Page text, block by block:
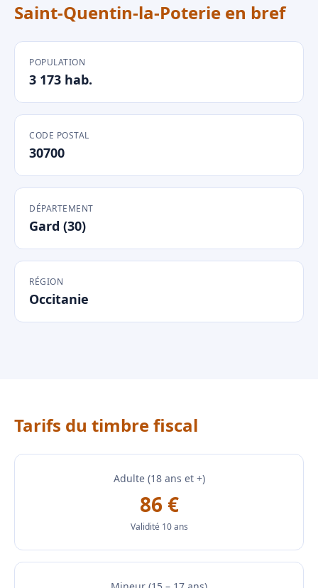
Saint-Quentin-la-Poterie en bref
POPULATION
3 173 hab.
CODE POSTAL
30700
DÉPARTEMENT
Gard (30)
RÉGION
Occitanie
Tarifs du timbre fiscal
Adulte (18 ans et +)
86 €
Validité 10 ans